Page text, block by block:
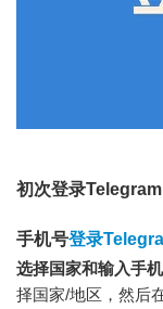
初次登录
手机号登录
选择国家和输入手机
择国家/地区，然后